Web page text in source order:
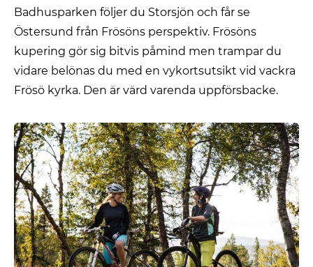
Badhusparken följer du Storsjön och får se
Östersund från Frösöns perspektiv. Frösöns
kupering gör sig bitvis påmind men trampar du
vidare belönas du med en vykortsutsikt vid vackra
Frösö kyrka. Den är värd varenda uppförsbacke.